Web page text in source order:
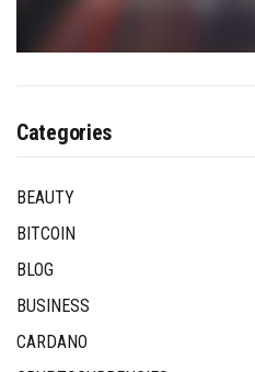
Categories
BEAUTY
BITCOIN
BLOG
BUSINESS
CARDANO